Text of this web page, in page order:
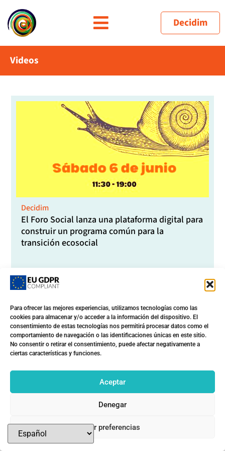
Para ofrecer las mejores experiencias, utilizamos tecnologías como las
cookies para almacenar y/o acceder a la información del dispositivo. El
consentimiento de estas tecnologías nos permitirá procesar datos como el
comportamiento de navegación o las identificaciones únicas en este sitio.
No consentir o retirar el consentimiento, puede afectar negativamente a
ciertas características y funciones.
Aceptar
Denegar
Ver preferencias
Decidim
Videos
Decidim
El Foro Social lanza una plataforma digital para
construir un programa común para la
transición ecosocial
Síguenos en redes
Suscríbete a nuestra lista
R&D et al. © 2026
Xavi Ariza,